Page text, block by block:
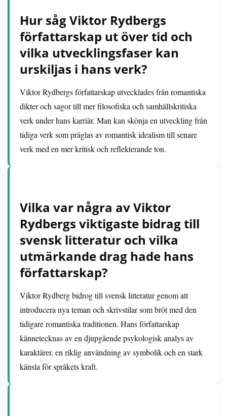
Hur såg Viktor Rydbergs
författarskap ut över tid och
vilka utvecklingsfaser kan
urskiljas i hans verk?
Viktor Rydbergs författarskap utvecklades från romantiska
dikter och sagor till mer filosofiska och samhällskritiska
verk under hans karriär. Man kan skönja en utveckling från
tidiga verk som präglas av romantisk idealism till senare
verk med en mer kritisk och reflekterande ton.
Vilka var några av Viktor
Rydbergs viktigaste bidrag till
svensk litteratur och vilka
utmärkande drag hade hans
författarskap?
Viktor Rydberg bidrog till svensk litteratur genom att
introducera nya teman och skrivstilar som bröt med den
tidigare romantiska traditionen. Hans författarskap
kännetecknas av en djupgående psykologisk analys av
karaktärer, en riklig användning av symbolik och en stark
känsla för språkets kraft.